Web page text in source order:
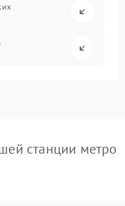
станции метро